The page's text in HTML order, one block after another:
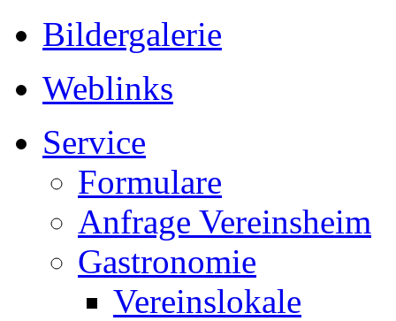
Bildergalerie
Weblinks
Service
Formulare
Anfrage Vereinsheim
Gastronomie
Vereinslokale